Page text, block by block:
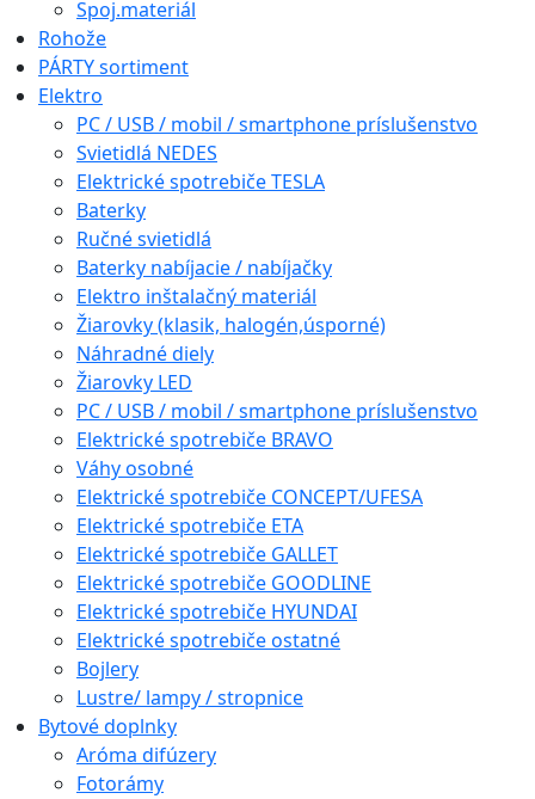
Spoj.materiál
Rohože
PÁRTY sortiment
Elektro
PC / USB / mobil / smartphone príslušenstvo
Svietidlá NEDES
Elektrické spotrebiče TESLA
Baterky
Ručné svietidlá
Baterky nabíjacie / nabíjačky
Elektro inštalačný materiál
Žiarovky (klasik, halogén,úsporné)
Náhradné diely
Žiarovky LED
PC / USB / mobil / smartphone príslušenstvo
Elektrické spotrebiče BRAVO
Váhy osobné
Elektrické spotrebiče CONCEPT/UFESA
Elektrické spotrebiče ETA
Elektrické spotrebiče GALLET
Elektrické spotrebiče GOODLINE
Elektrické spotrebiče HYUNDAI
Elektrické spotrebiče ostatné
Bojlery
Lustre/ lampy / stropnice
Bytové doplnky
Aróma difúzery
Fotorámy